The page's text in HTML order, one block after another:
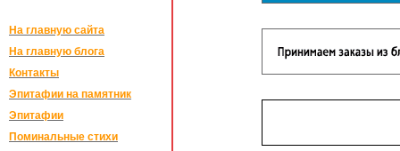
На главную сайта
На главную блога
Контакты
Эпитафии на памятник
Эпитафии
Поминальные стихи